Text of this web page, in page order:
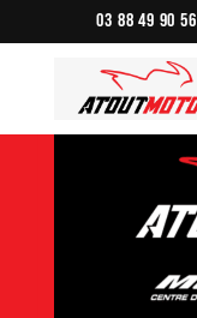
03 88 49 90 56